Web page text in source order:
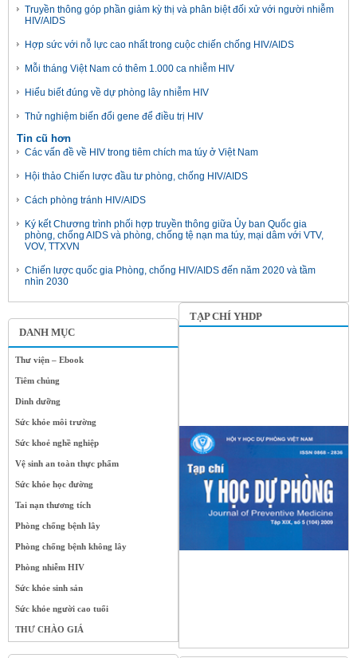
DANH MỤC
Thư viện – Ebook
Tiêm chủng
Dinh dưỡng
Sức khỏe môi trường
Sức khoẻ nghề nghiệp
Vệ sinh an toàn thực phẩm
Sức khỏe học đường
Tai nạn thương tích
Phòng chống bệnh lây
Phòng chống bệnh không lây
Phòng nhiễm HIV
Sức khỏe sinh sản
Sức khỏe người cao tuổi
THƯ CHÀO GIÁ
Truyền thông góp phần giảm kỳ thị và phân biệt đối xử với người nhiễm
HIV/AIDS
Hợp sức với nỗ lực cao nhất trong cuộc chiến chống HIV/AIDS
Mỗi tháng Việt Nam có thêm 1.000 ca nhiễm HIV
Hiểu biết đúng về dự phòng lây nhiễm HIV
Thử nghiệm biến đổi gene để điều trị HIV
Tin cũ hơn
Các vấn đề về HIV trong tiêm chích ma túy ở Việt Nam
Hội thảo Chiến lược đầu tư phòng, chống HIV/AIDS
Cách phòng tránh HIV/AIDS
Ký kết Chương trình phối hợp truyền thông giữa Ủy ban Quốc gia
phòng, chống AIDS và phòng, chống tệ nạn ma túy, mại dâm với VTV,
VOV, TTXVN
Chiến lược quốc gia Phòng, chống HIV/AIDS đến năm 2020 và tầm
nhìn 2030
TẠP CHÍ YHDP